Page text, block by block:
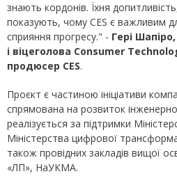
знають кордонів. Їхня допитливість,
показують, чому CES є важливим
сприяння прогресу." - Гері
і віцеголова Consumer
продюсер CES.
Проєкт є частиною ініціативи
спрямована на розвиток
реалізується за підтримки
Міністерства цифрової
також провідних закладів вищої
«ЛП», НаУКМА.